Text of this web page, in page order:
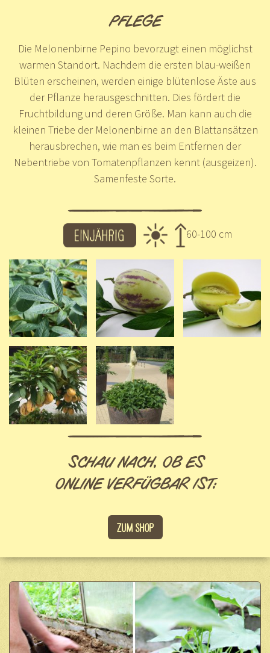
PFLEGE
Die Melonenbirne Pepino bevorzugt einen möglichst
warmen Standort. Nachdem die ersten blau-weißen
Blüten erscheinen, werden einige blütenlose Äste aus
der Pflanze herausgeschnitten. Dies fördert die
Fruchtbildung und deren Größe. Man kann auch die
kleinen Triebe der Melonenbirne an den Blattansätzen
herausbrechen, wie man es beim Entfernen der
Nebentriebe von Tomatenpflanzen kennt (ausgeizen).
Samenfeste Sorte.
60-100 cm
SCHAU NACH, OB ES
ONLINE VERFÜGBAR IST:
Zum Shop